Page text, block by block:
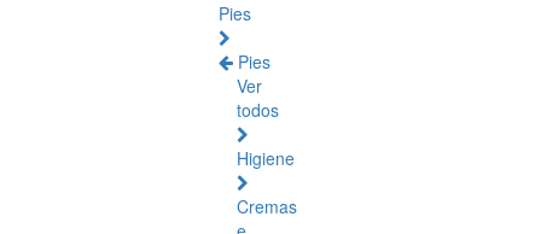
Pies
Pies
Ver
todos
Higiene
Cremas